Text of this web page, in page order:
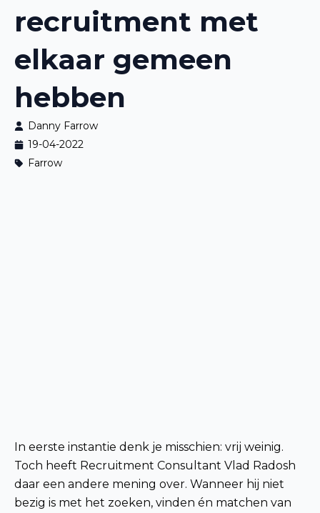
recruitment met
elkaar gemeen
hebben
Danny Farrow
19-04-2022
Farrow
In eerste instantie denk je misschien: vrij weinig.
Toch heeft Recruitment Consultant Vlad Radosh
daar een andere mening over. Wanneer hij niet
bezig is met het zoeken, vinden én matchen van